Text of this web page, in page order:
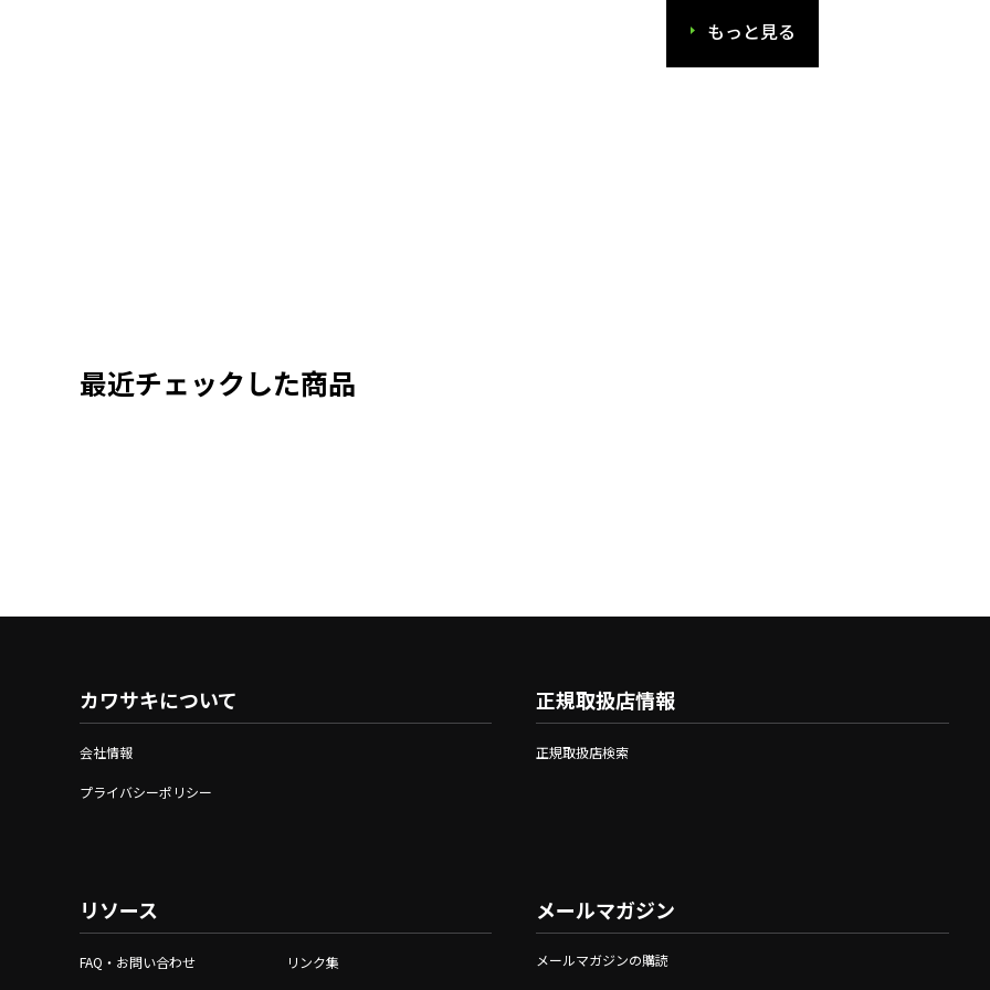
もっと見る
最近チェックした商品
カワサキについて
会社情報
プライバシーポリシー
リソース
FAQ・お問い合わせ リンク集
正規取扱店情報
正規取扱店検索
メールマガジン
メールマガジンの購読